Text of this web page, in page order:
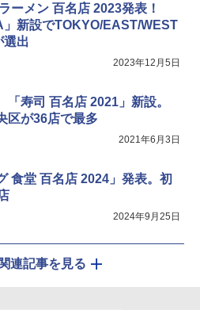
ドーム ER-D80A(K) ブラック 25
調理 フラットテーブル 電子レン
線センサー ノンフライ調理 簡単
れ 小型 新生活 一人暮らし 二人暮
ン トースト機能
ーメン 百名店 2023発表！
」新設でTOKYO/EAST/WEST
選出
2023年12月5日
「寿司 百名店 2021」新設。
区が36店で最多
2021年6月3日
食堂 百名店 2024」発表。初
2024年9月25日
連記事を見る